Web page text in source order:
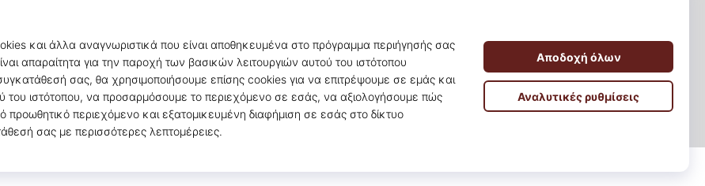
Συχνές ερωτήσεις
Πολιτική απορρήτου
© 2010 – 2026 KICKZ.gr